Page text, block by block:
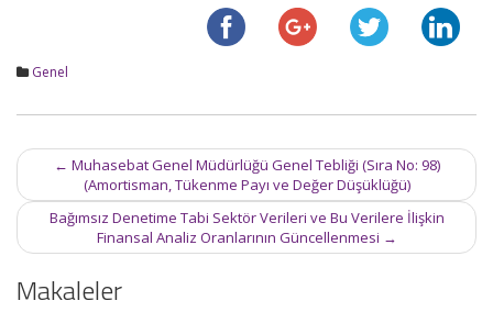
Genel
Post
navigation
← Muhasebat Genel Müdürlüğü Genel Tebliği (Sıra No: 98)
(Amortisman, Tükenme Payı ve Değer Düşüklüğü)
Bağımsız Denetime Tabi Sektör Verileri ve Bu Verilere İlişkin
Finansal Analiz Oranlarının Güncellenmesi →
Makaleler